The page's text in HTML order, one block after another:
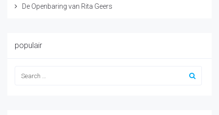
De Openbaring van Rita Geers
populair